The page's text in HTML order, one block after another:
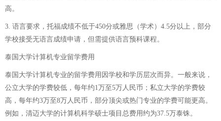
高。
3. 语言要求，托福成绩不低于450分或雅思（学术）4.5分以上，部分
学校接受无语言成绩申请，但需提供语言预科课程。
泰国大学计算机专业留学费用
泰国大学计算机专业的留学费用因学校和学历层次而异。一般来说，
公立大学的学费较低，每年约1万至5万人民币；私立大学的学费较
高，每年约3万至8万人民币，部分顶尖或热门专业的学费可能更高。
例如，清迈大学的计算机科学硕士项目总费用约为37.5万泰铢。